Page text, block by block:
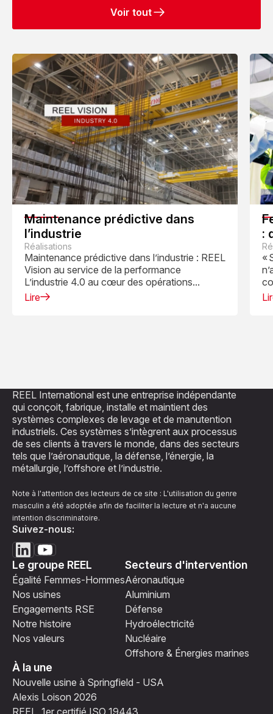
Voir tout
Maintenance prédictive dans
l’industrie
Réalisations
Maintenance prédictive dans l’industrie : REEL
Vision au service de la performance
L’industrie 4.0 au cœur des opérations...
Lire
:
«
REEL International est une entreprise indépendante
qui conçoit, fabrique, installe et maintient des
systèmes complexes de levage et de manutention
industriels. Ces systèmes s’intègrent aux processus
de ses clients à travers le monde, dans des secteurs
tels que l’aéronautique, la défense, l’énergie, la
métallurgie, l’offshore et l’industrie.
Note à l'attention des lecteurs de ce site : L'utilisation du genre
masculin a été adoptée afin de faciliter la lecture et n'a aucune
intention discriminatoire.
Suivez-nous:
Le groupe REEL
Égalité Femmes-Hommes
Nos usines
Engagements RSE
Notre histoire
Nos valeurs
Secteurs d'intervention
Aéronautique
Aluminium
Défense
Hydroélectricité
Nucléaire
Offshore & Énergies marines
À la une
Nouvelle usine à Springfield - USA
Alexis Loison 2026
REEL, 1er certifié ISO 19443